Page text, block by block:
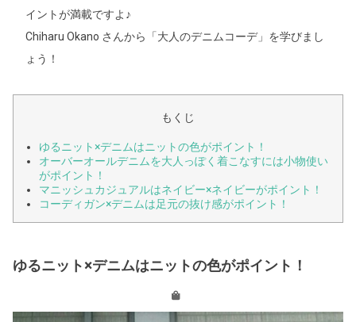
イントが満載ですよ♪
Chiharu Okano さんから「大人のデニムコーデ」を学びまし
ょう！
もくじ
ゆるニット×デニムはニットの色がポイント！
オーバーオールデニムを大人っぽく着こなすには小物使い
がポイント！
マニッシュカジュアルはネイビー×ネイビーがポイント！
コーディガン×デニムは足元の抜け感がポイント！
ゆるニット×デニムはニットの色がポイント！